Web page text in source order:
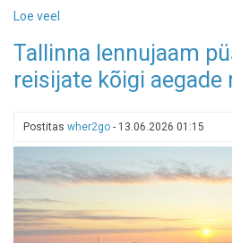
Loe veel
kruiisilaev
Romantika
Stockholmi
Tallinna lennujaam
reisijate kõigi aegade
Postitas wher2go - 13.06.2026 01:15